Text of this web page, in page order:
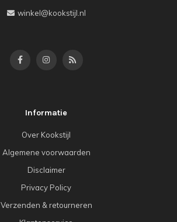
winkel@kookstijl.nl
Informatie
Over Kookstijl
Algemene voorwaarden
Disclaimer
Privacy Policy
Verzenden & retourneren